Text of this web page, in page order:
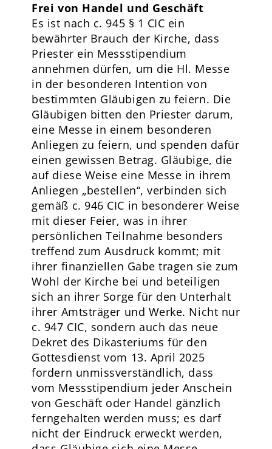
Frei von Handel und Geschäft
Es ist nach c. 945 § 1 CIC ein
bewährter Brauch der Kirche, dass
Priester ein Messstipendium
annehmen dürfen, um die Hl. Messe
in der besonderen Intention von
bestimmten Gläubigen zu feiern. Die
Gläubigen bitten den Priester darum,
eine Messe in einem besonderen
Anliegen zu feiern, und spenden dafür
einen gewissen Betrag. Gläubige, die
auf diese Weise eine Messe in ihrem
Anliegen „bestellen“, verbinden sich
gemäß c. 946 CIC in besonderer Weise
mit dieser Feier, was in ihrer
persönlichen Teilnahme besonders
treffend zum Ausdruck kommt; mit
ihrer finanziellen Gabe tragen sie zum
Wohl der Kirche bei und beteiligen
sich an ihrer Sorge für den Unterhalt
ihrer Amtsträger und Werke. Nicht nur
c. 947 CIC, sondern auch das neue
Dekret des Dikasteriums für den
Gottesdienst vom 13. April 2025
fordern unmissverständlich, dass
vom Messstipendium jeder Anschein
von Geschäft oder Handel gänzlich
ferngehalten werden muss; es darf
nicht der Eindruck erweckt werden,